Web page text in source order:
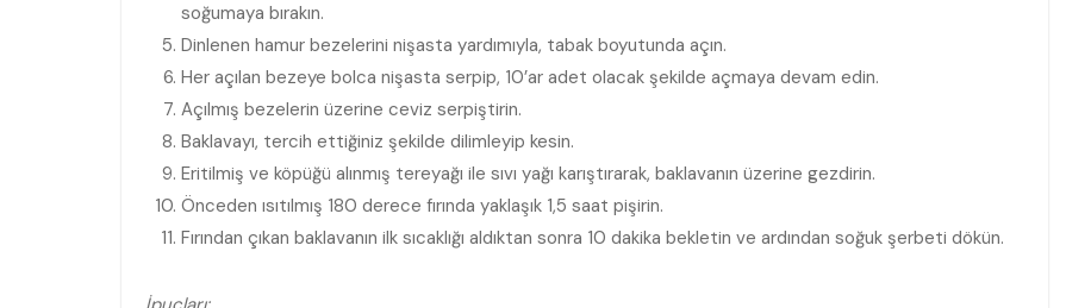
soğumaya bırakın.
Dinlenen hamur bezelerini nişasta yardımıyla, tabak boyutunda açın.
Her açılan bezeye bolca nişasta serpip, 10’ar adet olacak şekilde açmaya devam edin.
Açılmış bezelerin üzerine ceviz serpiştirin.
Baklavayı, tercih ettiğiniz şekilde dilimleyip kesin.
Eritilmiş ve köpüğü alınmış tereyağı ile sıvı yağı karıştırarak, baklavanın üzerine gezdirin.
Önceden ısıtılmış 180 derece fırında yaklaşık 1,5 saat pişirin.
Fırından çıkan baklavanın ilk sıcaklığı aldıktan sonra 10 dakika bekletin ve ardından soğuk şerbeti dökün.